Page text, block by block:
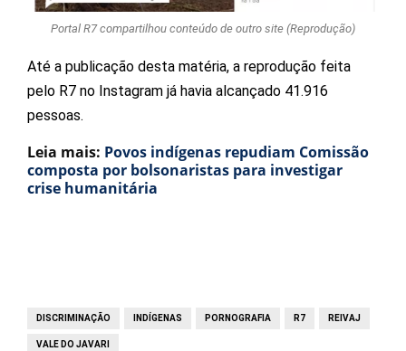
Portal R7 compartilhou conteúdo de outro site (Reprodução)
Até a publicação desta matéria, a reprodução feita
pelo R7 no Instagram já havia alcançado 41.916
pessoas.
Leia mais: Povos indígenas repudiam Comissão
composta por bolsonaristas para investigar
crise humanitária
DISCRIMINAÇÃO INDÍGENAS PORNOGRAFIA R7 REIVAJ
VALE DO JAVARI